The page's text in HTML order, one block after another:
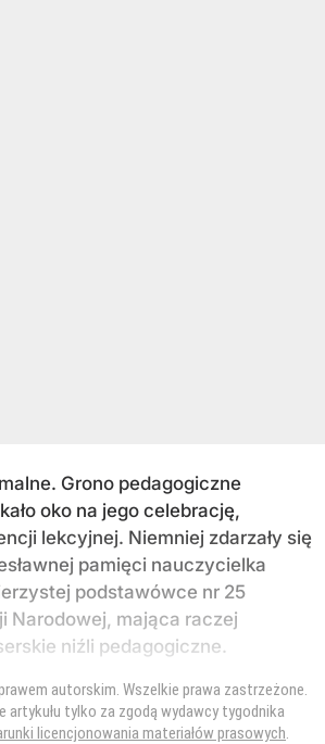
Grono pedagogiczne
oko na jego celebrację,
lekcyjnej. Niemniej zdarzały się
pamięci nauczycielka
podstawówce nr 25
Narodowej, mająca raczej
niźli pedagogiczne.
autorskim. Wszelkie prawa zastrzeżone.
artykułu tylko za zgodą wydawcy tygodnika
licencjonowania materiałów prasowych.